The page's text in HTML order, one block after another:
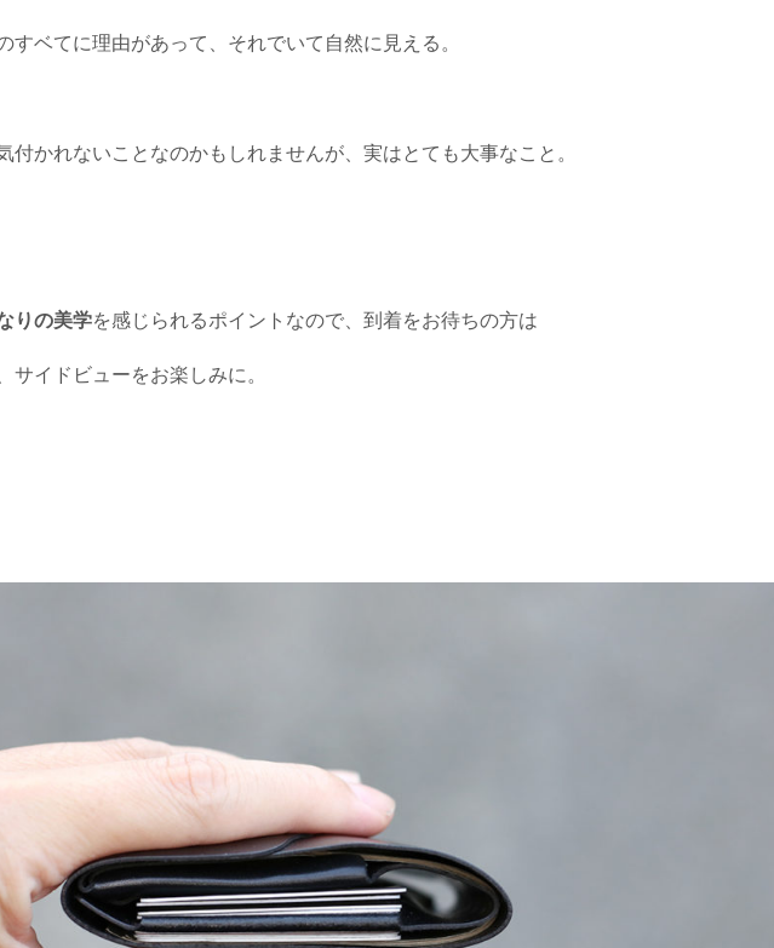
すベてに理由があって、それでいて自然に見える。
付かれないことなのかもしれませんが、実はとても大事なこと。
りの美学を感じられるポイントなので、到着をお待ちの方は
サイドビューをお楽しみに。